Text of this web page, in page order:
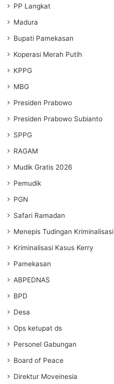
PP Langkat
Madura
Bupati Pamekasan
Koperasi Merah Putih
KPPG
MBG
Presiden Prabowo
Presiden Prabowo Subianto
SPPG
RAGAM
Mudik Gratis 2026
Pemudik
PGN
Safari Ramadan
Menepis Tudingan Kriminalisasi
Kriminalisasi Kasus Kerry
Pamekasan
ABPEDNAS
BPD
Desa
Ops ketupat ds
Personel Gabungan
Board of Peace
Direktur Moveinesia